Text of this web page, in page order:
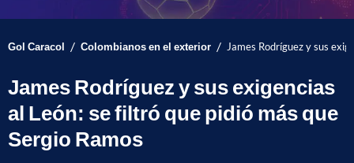
Gol Caracol / Colombianos en el exterior / James Rodríguez y sus
James Rodríguez y sus exigencias
al León: se filtró que pidió más que
Sergio Ramos